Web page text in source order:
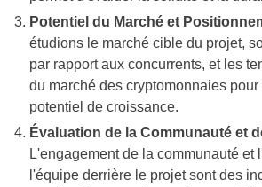
Potentiel du Marché et
étudions le marché cible du projet,
par rapport aux concurrents, et les
du marché des cryptomonnaies
potentiel de croissance.
Évaluation de la Communauté et
L'engagement de la communauté et
l'équipe derrière le projet sont des